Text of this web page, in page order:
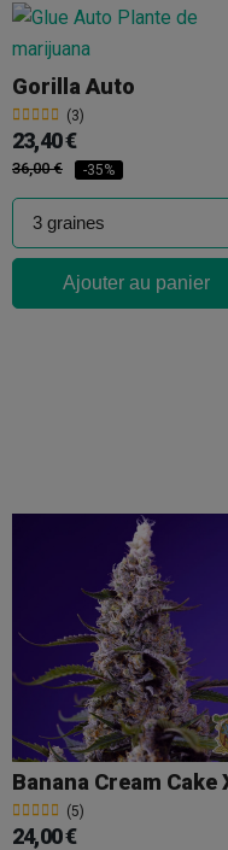
Gorilla Auto
(3)
23,40 €
36,00 € -35%
Ajouter au panier
(5)
24,00 €